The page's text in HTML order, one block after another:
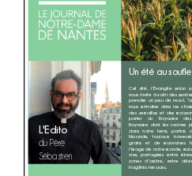
Contact